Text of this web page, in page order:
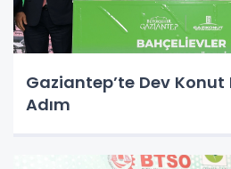
Gaziantep’te Dev Konut
Adım